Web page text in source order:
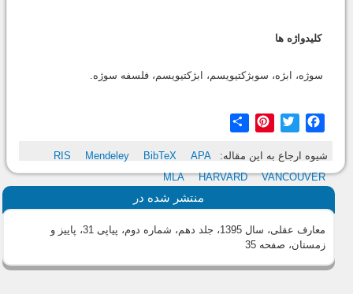
کلیدواژه ها
سوژه، ابژه، سوبژکتیویسم، ابژکتیویسم، فلسفه سوژه.
Facebook
Twitter
Pinterest
شیوه ارجاع به این مقاله: RIS Mendeley BibTeX
APA
MLA
HARVARD VANCOUVER
منتشر شده در
معارف عقلی، سال 1395، جلد دهم، شماره دوم، پیاپی 31، پاییز و
زمستان، صفحه 35